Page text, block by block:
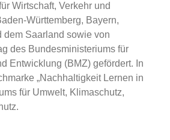
Wirtschaft, Verkehr und
Württemberg, Bayern,
dem Saarland sowie von
des Bundesministeriums für
Entwicklung (BMZ) gefördert. In
„Nachhaltigkeit Lernen in
für Umwelt, Klimaschutz,